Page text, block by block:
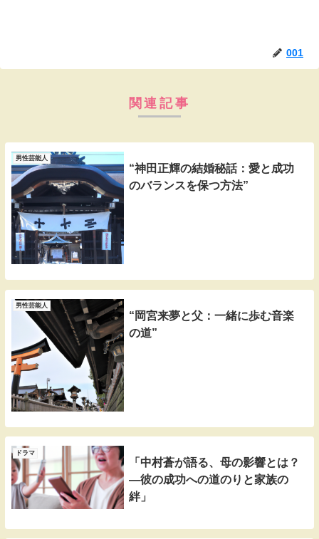
001
関連記事
男性芸能人
“神田正輝の結婚秘話：愛と成功
のバランスを保つ方法”
男性芸能人
“岡宮来夢と父：一緒に歩む音楽
の道”
ドラマ
「中村蒼が語る、母の影響とは？
―彼の成功への道のりと家族の
絆」